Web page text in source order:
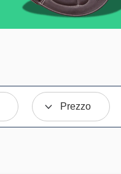
Prezzo